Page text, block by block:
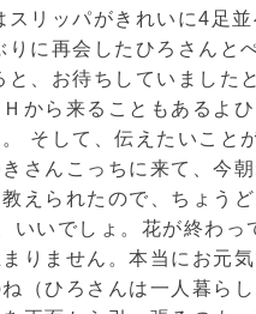
リッパがきれいに4足並
に再会したひろさんと
、お待ちしていました
から来ることもあるよ
そして、伝えたいこと
さんこっちに来て、今
えられたので、ちょう
いいでしょ。花が終わっ
りません。本当にお元
（ひろさんは一人暮ら